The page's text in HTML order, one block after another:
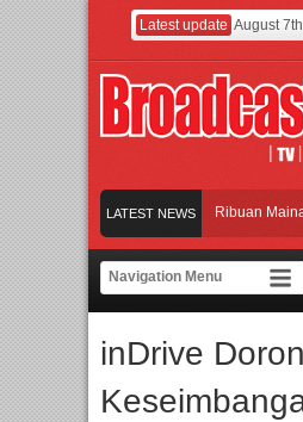
Latest update August
LATEST NEWS
Jakarta dengan Ribuan Mainan
Gerbang Inovasi dan Peluang Bisnis
Perpaduan Warisan Dan Semangat
Jakarta dengan Ribuan Mainan
inDrive